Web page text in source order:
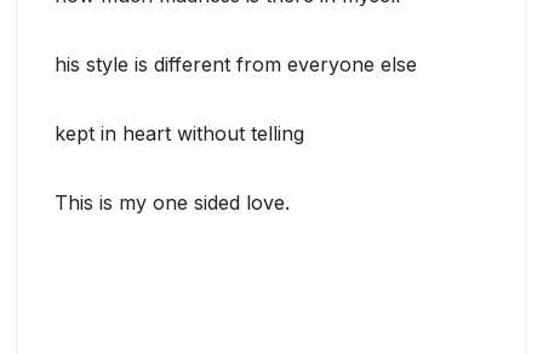
his style is different from everyone else
kept in heart without telling
This is my one sided love.